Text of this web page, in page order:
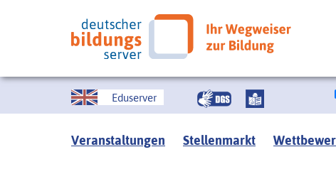
Eduserver
Veranstaltungen Stellenmarkt